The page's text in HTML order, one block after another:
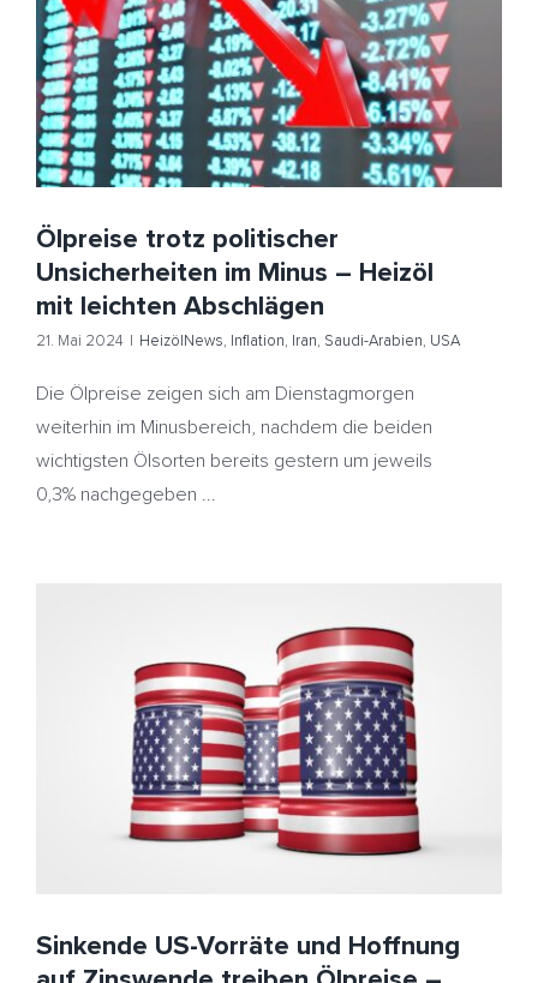
Ölpreise trotz politischer Unsicherheiten im Minus –
Heizöl mit leichten Abschlägen
HeizölNews Inflation Iran Saudi-Arabien USA
Ölpreise trotz politischer
Unsicherheiten im Minus – Heizöl
mit leichten Abschlägen
21. Mai 2024 | HeizölNews, Inflation, Iran, Saudi-Arabien, USA
Die Ölpreise zeigen sich am Dienstagmorgen
weiterhin im Minusbereich, nachdem die beiden
wichtigsten Ölsorten bereits gestern um jeweils
0,3% nachgegeben ...
Sinkende US-Vorräte und Hoffnung auf Zinswende
treiben Ölpreise – Heizöl kaum bewegt
HeizölNews IEA Inflation Lagerbestände USA
Sinkende US-Vorräte und Hoffnung